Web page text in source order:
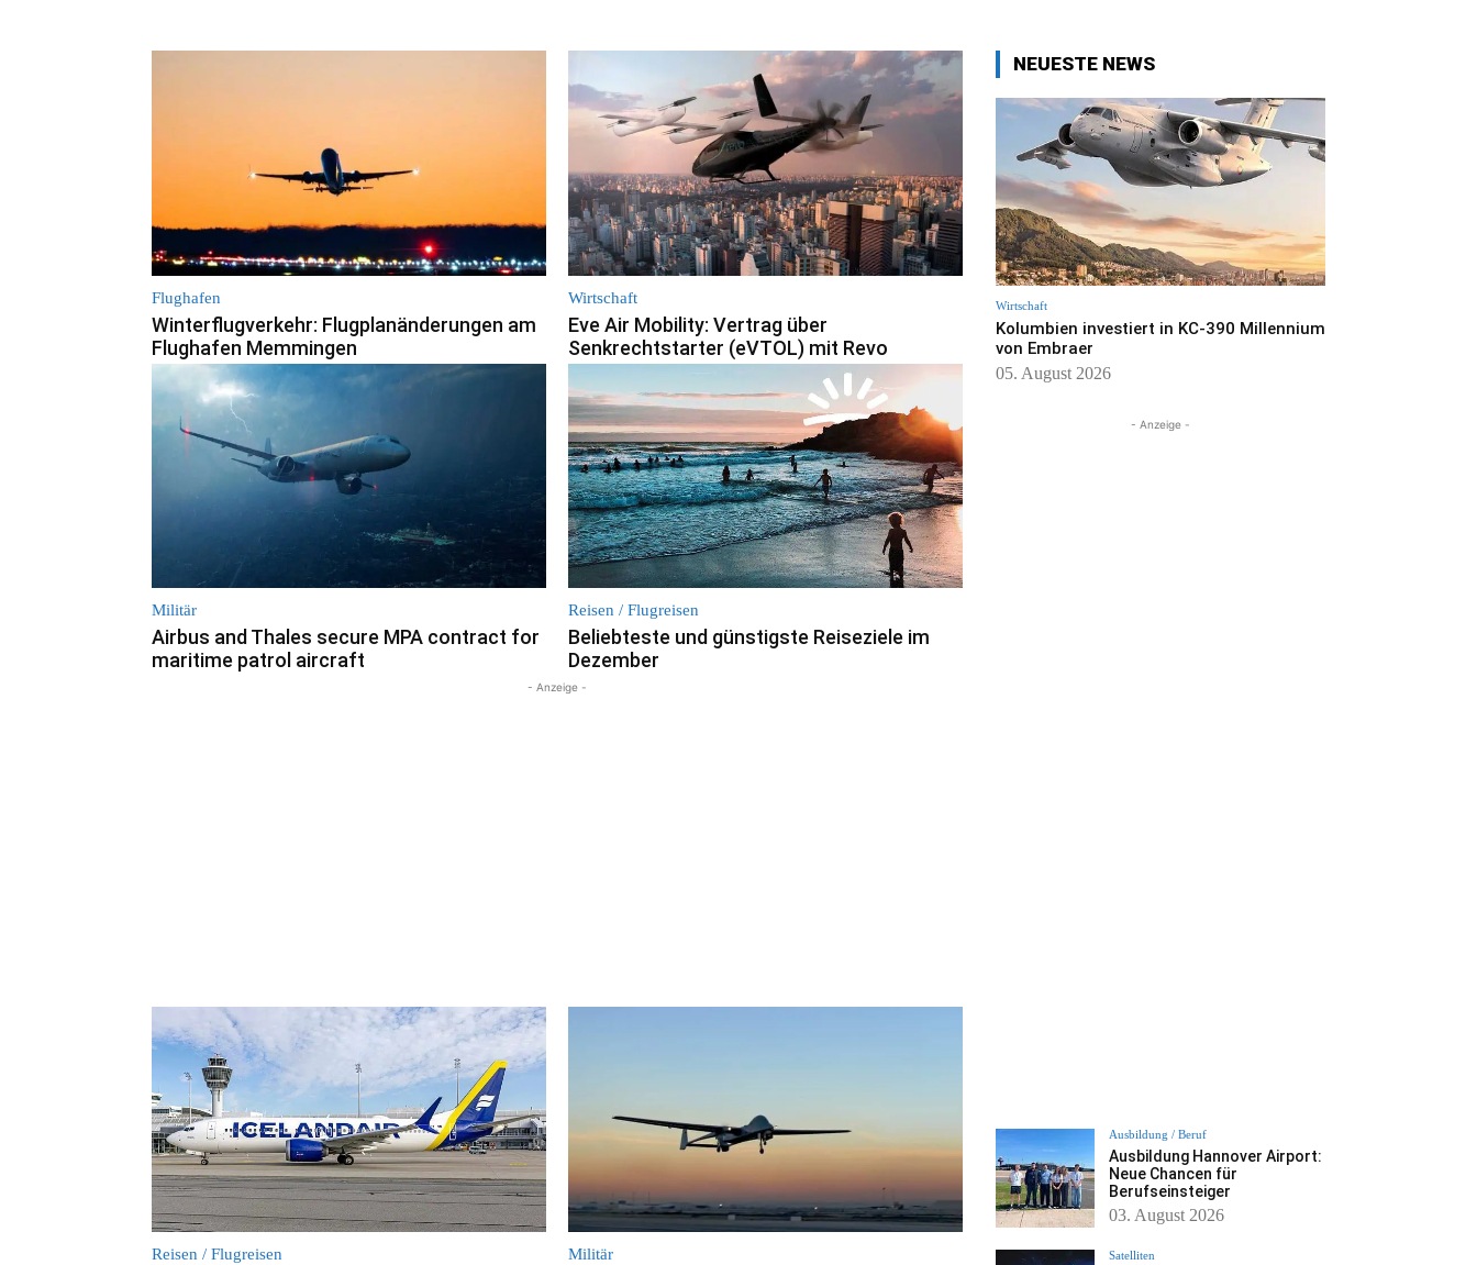
Flughafen
Winterflugverkehr: Flugplanänderungen am
Flughafen Memmingen
Wirtschaft
Eve Air Mobility: Vertrag über
Senkrechtstarter (eVTOL) mit Revo
Militär
Airbus and Thales secure MPA contract for
maritime patrol aircraft
Reisen / Flugreisen
Beliebteste und günstigste Reiseziele im
Dezember
- Anzeige -
Reisen / Flugreisen Militär
NEUESTE NEWS
Wirtschaft
Kolumbien investiert in KC-390 Millennium
von Embraer
05. August 2026
- Anzeige -
Ausbildung / Beruf
Ausbildung Hannover Airport:
Neue Chancen für
Berufseinsteiger
03. August 2026
Satelliten